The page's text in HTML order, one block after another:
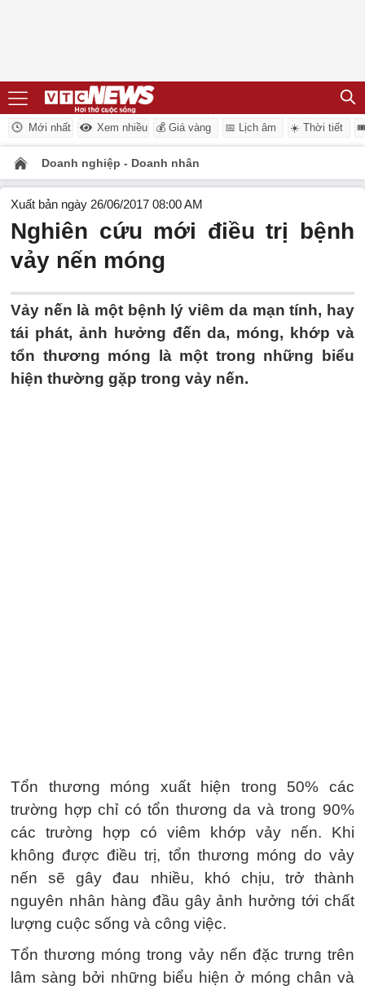
Mới nhất Xem nhiều 💰 Giá vàng 📅 Lịch âm ☀️ Thời tiết
Doanh nghiệp - Doanh nhân
Xuất bản ngày 26/06/2017 08:00 AM
Nghiên cứu mới điều trị bệnh
vảy nến móng
Vảy nến là một bệnh lý viêm da mạn tính, hay
tái phát, ảnh hưởng đến da, móng, khớp và
tổn thương móng là một trong những biểu
hiện thường gặp trong vảy nến.
Tổn thương móng xuất hiện trong 50% các
trường hợp chỉ có tổn thương da và trong 90%
các trường hợp có viêm khớp vảy nến. Khi
không được điều trị, tổn thương móng do vảy
nến sẽ gây đau nhiều, khó chịu, trở thành
nguyên nhân hàng đầu gây ảnh hưởng tới chất
lượng cuộc sống và công việc.
Tổn thương móng trong vảy nến đặc trưng trên
lâm sàng bởi những biểu hiện ở móng chân và